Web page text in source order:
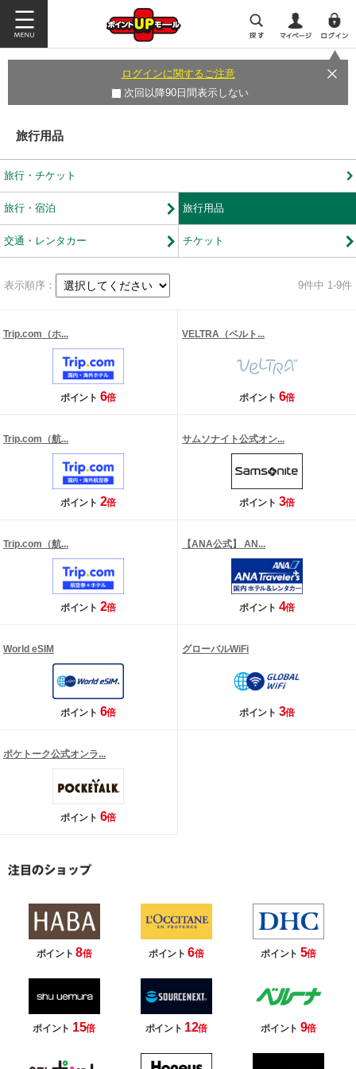
ログインに関するご注意
次回以降90日間表示しない
旅行用品
旅行・チケット
旅行・宿泊 旅行用品
交通・レンタカー チケット
表示順序： 9件中 1-9件
Trip.com（ホ...
ポイント 6倍
VELTRA（ベルト...
ポイント 6倍
Trip.com（航...
ポイント 2倍
サムソナイト公式オン...
ポイント 3倍
Trip.com（航...
ポイント 2倍
【ANA公式】 AN...
ポイント 4倍
World eSIM
ポイント 6倍
グローバルWiFi
ポイント 3倍
ポケトーク公式オンラ...
ポイント 6倍
ポイント8倍 ポイント6倍 ポイント 5倍
ポイント 15倍 ポイント 12倍 ポイント 9倍